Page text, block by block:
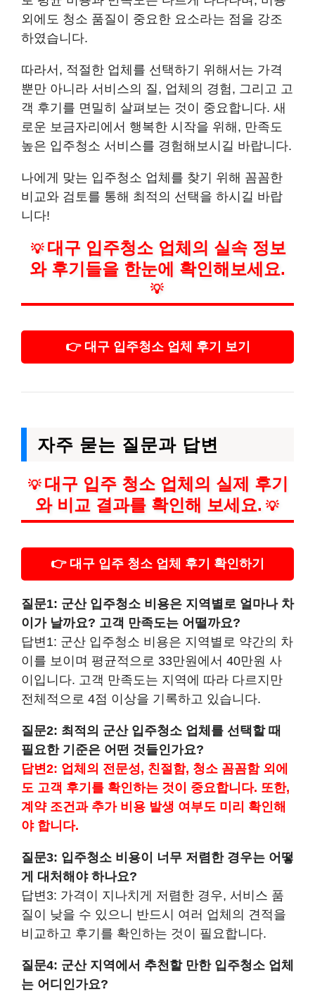
외에도 청소 품질이 중요한 요소라는 점을 강조
하였습니다.
따라서, 적절한 업체를 선택하기 위해서는 가격
뿐만 아니라 서비스의 질, 업체의 경험, 그리고 고
객 후기를 면밀히 살펴보는 것이 중요합니다. 새
로운 보금자리에서 행복한 시작을 위해, 만족도
높은 입주청소 서비스를 경험해보시길 바랍니다.
나에게 맞는 입주청소 업체를 찾기 위해 꼼꼼한
비교와 검토를 통해 최적의 선택을 하시길 바랍
니다!
💡 대구 입주청소 업체의 실속 정보
와 후기들을 한눈에 확인해보세요.
💡
👉 대구 입주청소 업체 후기 보기
자주 묻는 질문과 답변
💡 대구 입주 청소 업체의 실제 후기
와 비교 결과를 확인해 보세요. 💡
👉 대구 입주 청소 업체 후기 확인하기
질문1: 군산 입주청소 비용은 지역별로 얼마나 차
이가 날까요? 고객 만족도는 어떨까요?
답변1: 군산 입주청소 비용은 지역별로 약간의 차
이를 보이며 평균적으로 33만원에서 40만원 사
이입니다. 고객 만족도는 지역에 따라 다르지만
전체적으로 4점 이상을 기록하고 있습니다.
질문2: 최적의 군산 입주청소 업체를 선택할 때
필요한 기준은 어떤 것들인가요?
답변2: 업체의 전문성, 친절함, 청소 꼼꼼함 외에
도 고객 후기를 확인하는 것이 중요합니다. 또한,
계약 조건과 추가 비용 발생 여부도 미리 확인해
야 합니다.
질문3: 입주청소 비용이 너무 저렴한 경우는 어떻
게 대처해야 하나요?
답변3: 가격이 지나치게 저렴한 경우, 서비스 품
질이 낮을 수 있으니 반드시 여러 업체의 견적을
비교하고 후기를 확인하는 것이 필요합니다.
질문4: 군산 지역에서 추천할 만한 입주청소 업체
는 어디인가요?